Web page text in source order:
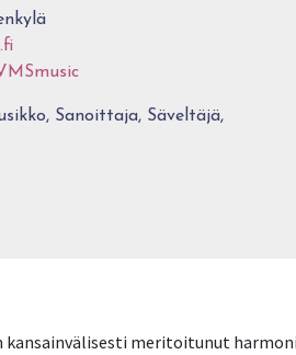
Sanoittaja, Säveltäjä,
kansainvälisesti meritoitunut